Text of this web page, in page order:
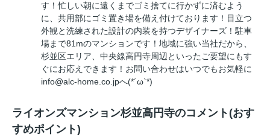
す！忙しい朝に遠くまでゴミ捨てに行かずに済むよう
に、共用部にゴミ置き場を備え付けております！目立つ
外観と洗練された設計の内装を持つデザイナーズ！駐車
場まで81mのマンションです！地域に強い当社だから、
杉並区エリア、中央線高円寺周辺といったご要望にもす
ぐにお応えできます！お問い合わせはいつでもお気軽に
info@alc-home.co.jpへ(*´ω`*)
ライオンズマンション杉並高円寺のコメント(おす
すめポイント)